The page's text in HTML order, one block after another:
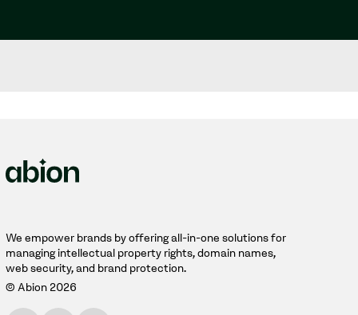
We empower brands by offering all-in-one solutions for
managing intellectual property rights, domain names,
web security, and brand protection.
© Abion 2026